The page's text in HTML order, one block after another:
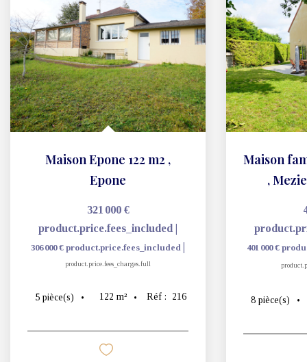
Maison Epone 122 m2 ,
Epone
321 000 €
product.price.fees_included
306 000 € product.price.fees_included
product.price.fees_charges.full
5 pièce(s) 122 m² Réf : 216
,
401 000 €
8 pièce(s)